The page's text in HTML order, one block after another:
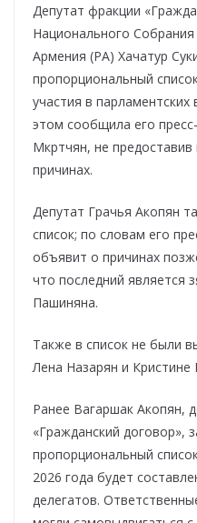
Депутат фракции
Национального
Армения (РА) Хачатур
пропорциональный
участия в
этом сообщила его
Мкртчян, не
причинах.
Депутат Грачья Акопян
список; по словам его
объявит о причинах
что последний является
Пашиняна.
Также в список не были
Лена Назарян и Кристине
Ранее Вагаршак Акопян,
«Гражданский договор»,
пропорциональный
2026 года будет
делегатов.